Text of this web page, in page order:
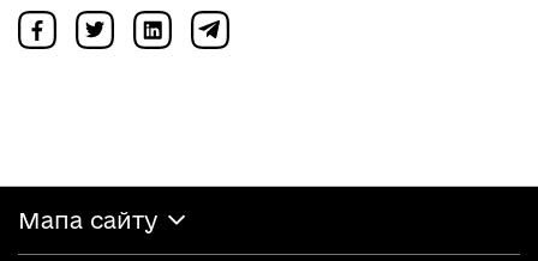
Мапа сайту